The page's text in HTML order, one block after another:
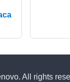
All rights